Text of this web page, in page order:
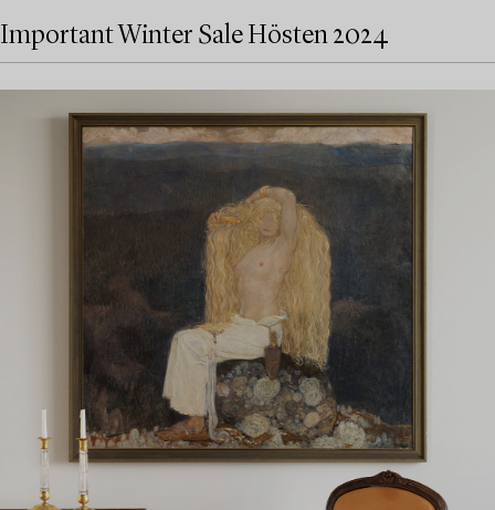
Important Winter Sale Hösten 2024